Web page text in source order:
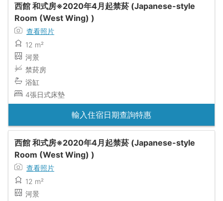
西館 和式房※2020年4月起禁菸 (Japanese-style
Room (West Wing) )
查看照片
12 m²
河景
禁菸房
浴缸
4張日式床墊
輸入住宿日期查詢特惠
西館 和式房※2020年4月起禁菸 (Japanese-style
Room (West Wing) )
查看照片
12 m²
河景